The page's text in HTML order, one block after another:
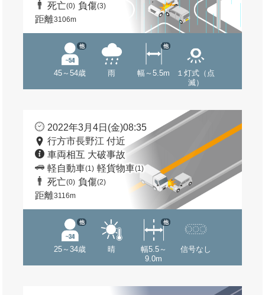
死亡(0) 負傷(3)
距離3106m
45～54歳
他
雨 幅～5.5m
他
１灯式（点
滅）
2022年3月4日(金)08:35
行方市長野江 付近
車両相互 大破事故
軽自動車(1) 軽貨物車(1)
死亡(0) 負傷(2)
距離3116m
25～34歳
他
晴
幅5.5～
9.0m
他
信号なし